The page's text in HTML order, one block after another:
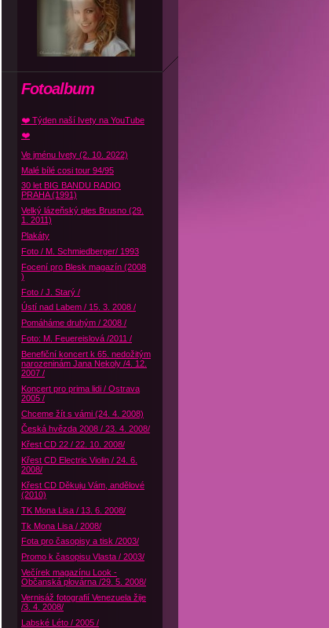
Fotoalbum
❤️ Týden naší Ivety na YouTube
❤️
Ve jménu Ivety (2. 10. 2022)
Malé bílé cosi tour 94/95
30 let BIG BANDU RADIO
PRAHA (1991)
Velký lázeňský ples Brusno (29.
1. 2011)
Plakáty
Foto / M. Schmiedberger/ 1993
Focení pro Blesk magazín (2008
)
Foto / J. Starý /
Ústí nad Labem / 15. 3. 2008 /
Pomáháme druhým / 2008 /
Foto: M. Feuereislová /2011 /
Benefiční koncert k 65. nedožitým
narozeninám Jana Nekoly /4. 12.
2007 /
Koncert pro prima lidi / Ostrava
2005 /
Chceme žít s vámi (24. 4. 2008)
Česká hvězda 2008 / 23. 4. 2008/
Křest CD 22 / 22. 10. 2008/
Křest CD Electric Violin / 24. 6.
2008/
Křest CD Děkuju Vám, andělové
(2010)
TK Mona Lisa / 13. 6. 2008/
Tk Mona Lisa / 2008/
Fota pro časopisy a tisk /2003/
Promo k časopisu Vlasta / 2003/
Večírek magazínu Look -
Občanská plovárna /29. 5. 2008/
Vernisáž fotografií Venezuela žije
/3. 4. 2008/
Labské Léto / 2005 /